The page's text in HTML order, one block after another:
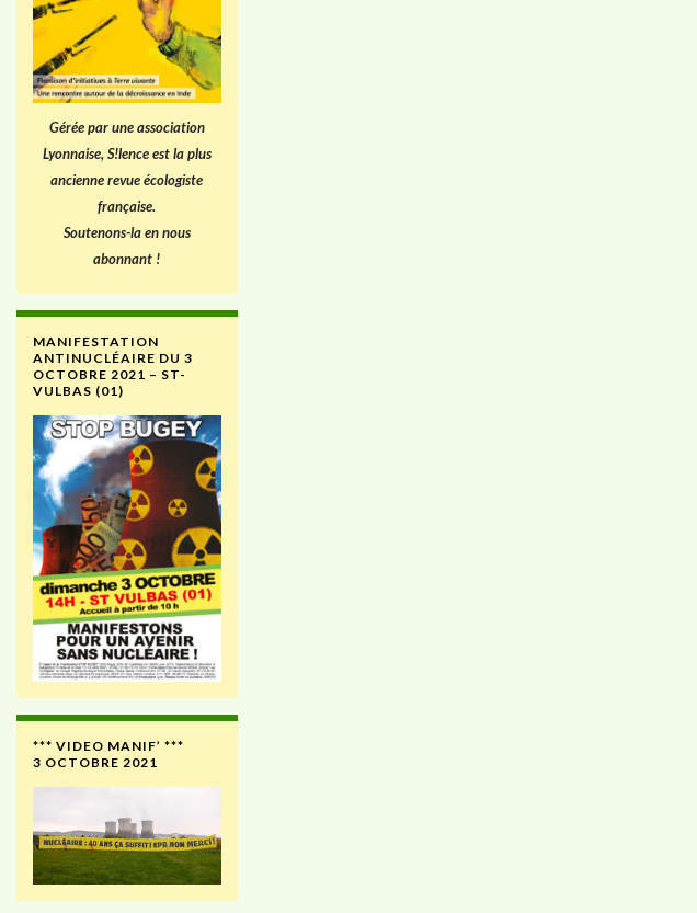
Gérée par une association
Lyonnaise, S!lence est la plus
ancienne revue écologiste
française.
Soutenons-la en nous
abonnant !
MANIFESTATION
ANTINUCLÉAIRE DU 3
OCTOBRE 2021 – ST-
VULBAS (01)
*** VIDEO MANIF’ ***
3 OCTOBRE 2021